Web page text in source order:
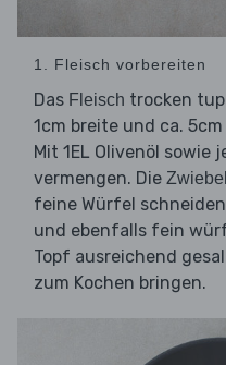
1. Fleisch vorbereiten
Das Fleisch trocken
1cm breite und ca.
Mit 1EL Olivenöl sowie
vermengen. Die Zwiebel
feine Würfel
und ebenfalls fein
Topf ausreichend
zum Kochen bringen.